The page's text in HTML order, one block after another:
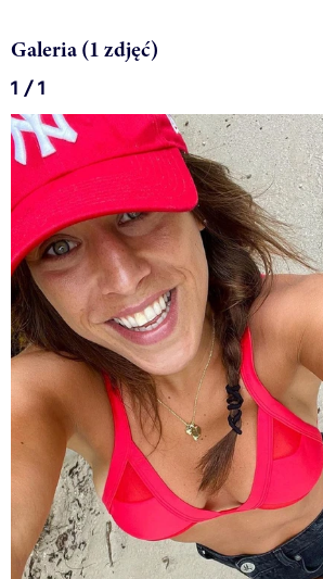
Galeria (1 zdjęć)
1 / 1